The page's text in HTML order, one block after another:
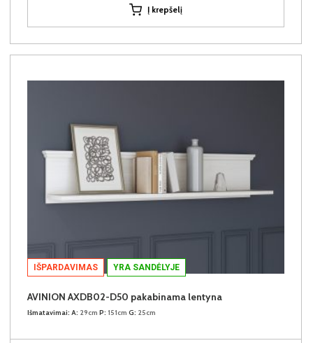
Į krepšelį
IŠPARDAVIMAS YRA SANDĖLYJE
AVINION AXDB02-D50 pakabinama lentyna
Išmatavimai: A: 29cm P: 151cm G: 25cm